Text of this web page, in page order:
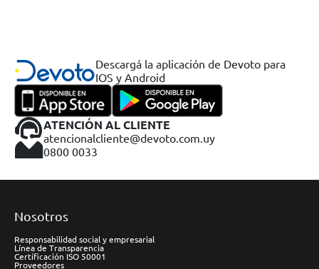
Descargá la aplicación de Devoto para
IOS y Android
ATENCIÓN AL CLIENTE
atencionalcliente@devoto.com.uy
0800 0033
Nosotros
Responsabilidad social y empresarial
Línea de Transparencia
Certificación ISO 50001
Proveedores